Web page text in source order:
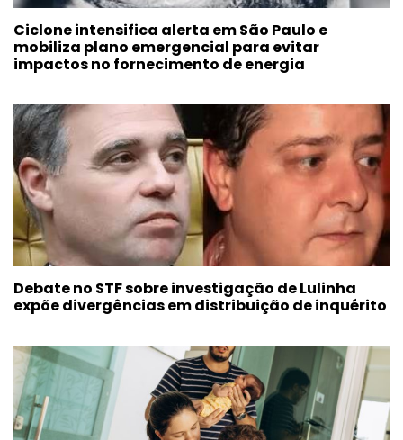
Ciclone intensifica alerta em São Paulo e
mobiliza plano emergencial para evitar
impactos no fornecimento de energia
Debate no STF sobre investigação de Lulinha
expõe divergências em distribuição de inquérito